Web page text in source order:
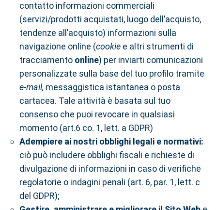
contatto informazioni commerciali
(servizi/prodotti acquistati, luogo dell’acquisto,
tendenze all’acquisto) informazioni sulla
navigazione online (cookie e altri strumenti di
tracciamento online) per inviarti comunicazioni
personalizzate sulla base del tuo profilo tramite
e-mail, messaggistica istantanea o posta
cartacea. Tale attività è basata sul tuo
consenso che puoi revocare in qualsiasi
momento (art.6 co. 1, lett. a GDPR)
Adempiere ai nostri obblighi legali e normativi:
ciò può includere obblighi fiscali e richieste di
divulgazione di informazioni in caso di verifiche
regolatorie o indagini penali (art. 6, par. 1, lett. c
del GDPR);